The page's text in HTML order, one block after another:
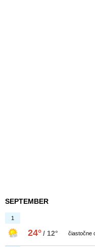
SEPTEMBER
1
24°/ 12° čiastočne